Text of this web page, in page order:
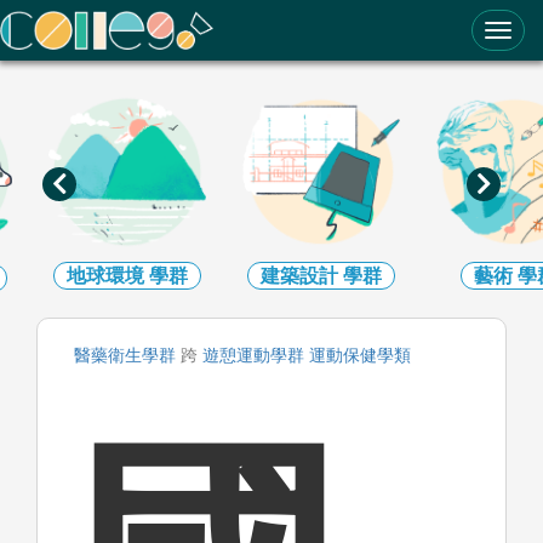
ColleGo! 大學選才與高中育才輔助系統
地球環境學群 建築設計學群 藝術 學
醫藥衛生學群 跨 遊憩運動學群 運動保健學類